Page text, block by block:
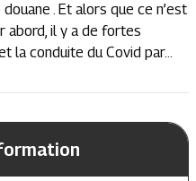
. Et alors que ce n’est
abord, il y a de fortes
la conduite du Covid par...